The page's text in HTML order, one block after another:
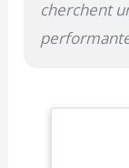
cherchent